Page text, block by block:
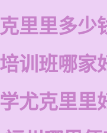
里里多少
训班哪家
尤克里里